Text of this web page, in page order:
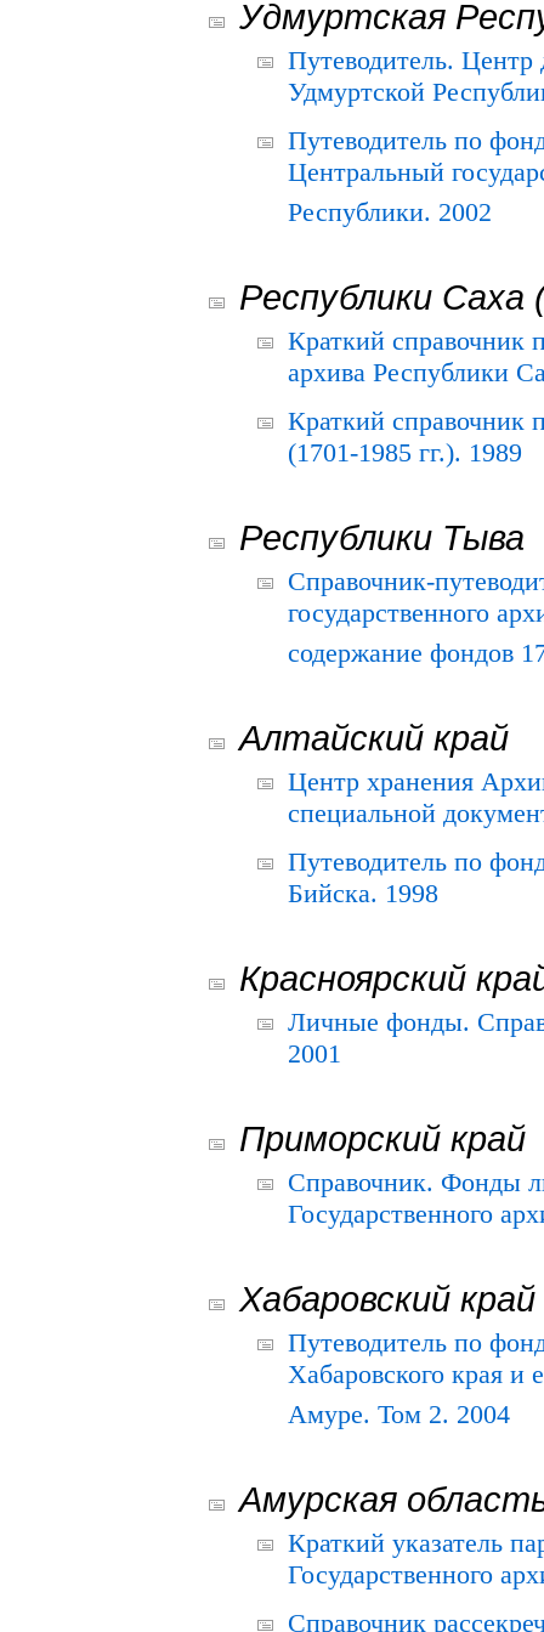
Удмуртская
Путеводитель.
Удмуртской
Путеводитель по
Центральный
Республики. 2002
Республики Саха
Краткий справочник
архива Республики
Краткий
(1701-1985 гг.). 1989
Республики Тыва
Справочник-
государственного
содержание фондов
Алтайский край
Центр хранения
специальной
Путеводитель по
Бийска. 1998
Красноярский
Личные фонды.
2001
Приморский край
Справочник. Фонды
Государственного
Хабаровский край
Путеводитель по
Хабаровского края и
Амуре. Том 2. 2004
Амурская
Краткий указатель
Государственного
Справочник